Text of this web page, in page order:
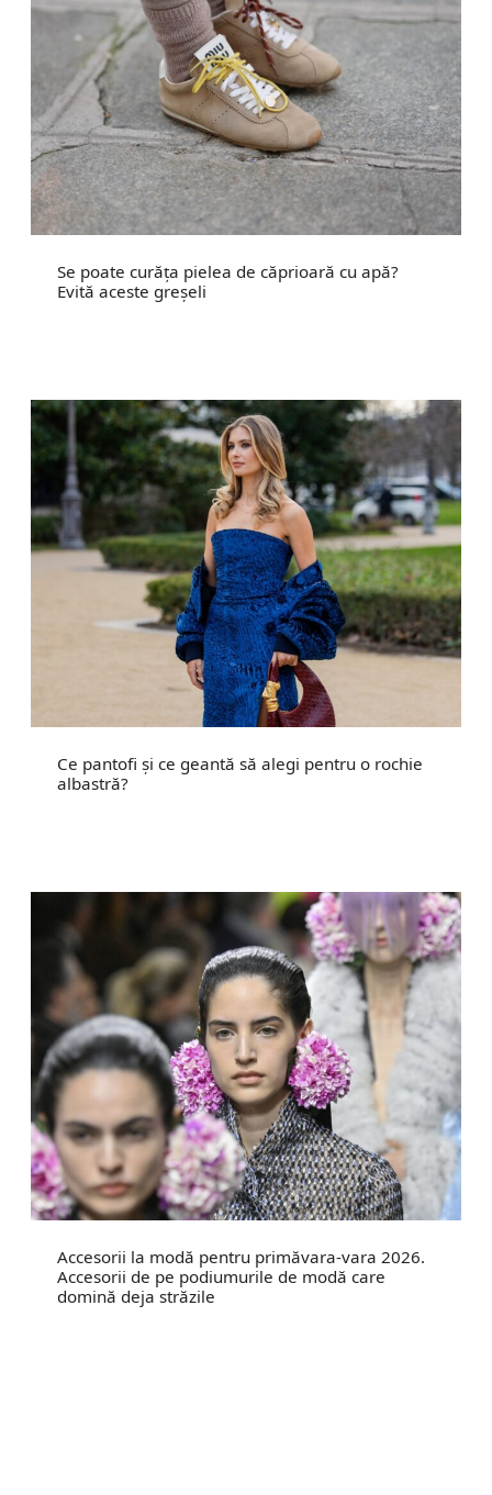
Se poate curăța pielea de căprioară cu apă?
Evită aceste greșeli
Ce pantofi și ce geantă să alegi pentru o rochie
albastră?
Accesorii la modă pentru primăvara-vara 2026.
Accesorii de pe podiumurile de modă care
domină deja străzile